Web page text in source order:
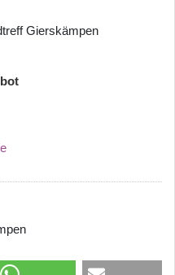
Gierskämpen